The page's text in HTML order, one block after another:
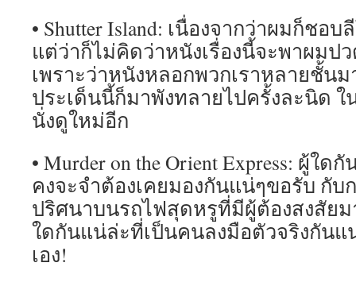
• Shutter Island: เนื่องจากว่าผมก็ชอ
แต่ว่าก็ไม่คิดว่าหนังเรื่องนี้จะพาผม
เพราะว่าหนังหลอกพวกเราหลายชั้น
ประเด็นนี้ก็มาพังทลายไปครั้งละนิด
นั่งดูใหม่อีก
• Murder on the Orient Express: ผู้ใ
คงจะจำต้องเคยมองกันแน่ๆขอรับ กั
ปริศนาบนรถไฟสุดหรูที่มีผู้ต้องสงสัยม
ใดกันแน่ล่ะที่เป็นคนลงมือตัวจริงกันแ
เอง!